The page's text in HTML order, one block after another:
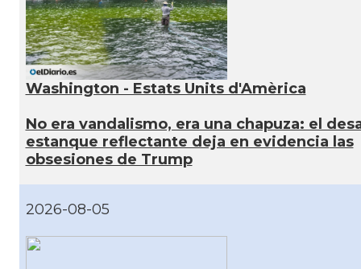
Washington - Estats Units d'Amèrica
No era vandalismo, era una chapuza: el
estanque reflectante deja en evidencia las
obsesiones de Trump
2026-08-05